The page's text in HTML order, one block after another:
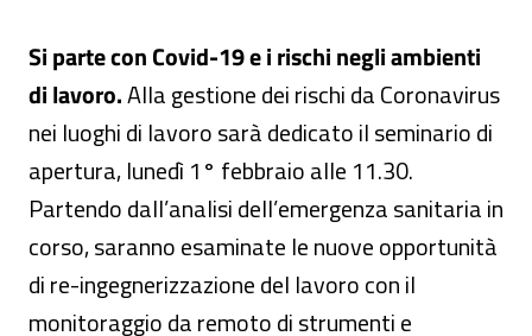
Si parte con Covid-19 e i rischi negli ambienti
di lavoro.Alla gestione dei rischi da Coronavirus
nei luoghi di lavoro sarà dedicato il seminario di
apertura, lunedì 1° febbraio alle 11.30.
Partendo dall’analisi dell’emergenza sanitaria in
corso, saranno esaminate le nuove opportunità
di re-ingegnerizzazione del lavoro con il
monitoraggio da remoto di strumenti e